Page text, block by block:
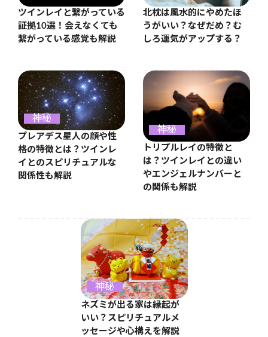
ツインレイと繋がっている
証拠10選！会えなくても
繋がっている感覚も解説
北枕は風水的にやめたほ
うがいい？なぜだめ？む
しろ運気がアップする？
神秘
プレアデス星人の顔や性
格の特徴とは？ツインレ
イとのスピリチュアルな
関係性も解説
神秘
トリプルレイの特徴と
は？ツインレイとの違い
やエンジェルナンバーと
の関係も解説
神秘
ネズミが出る家は縁起が
いい？スピリチュアルメ
ッセージや心構えを解説